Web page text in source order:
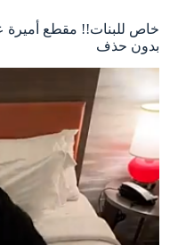
بدون حذف